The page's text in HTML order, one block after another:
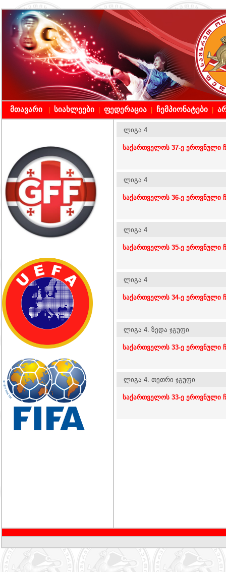
მთავარი სიახლეები ფედერაცია ჩემპიონატები
ლიგა 4
საქართველოს 37-ე ეროვნული
ლიგა 4
საქართველოს 36-ე ეროვნული
ლიგა 4
საქართველოს 35-ე ეროვნული
ლიგა 4
საქართველოს 34-ე ეროვნული
ლიგა 4. ზედა ჯგუფი
საქართველოს 33-ე ეროვნული
ლიგა 4. თეთრი ჯგუფი
საქართველოს 33-ე ეროვნული